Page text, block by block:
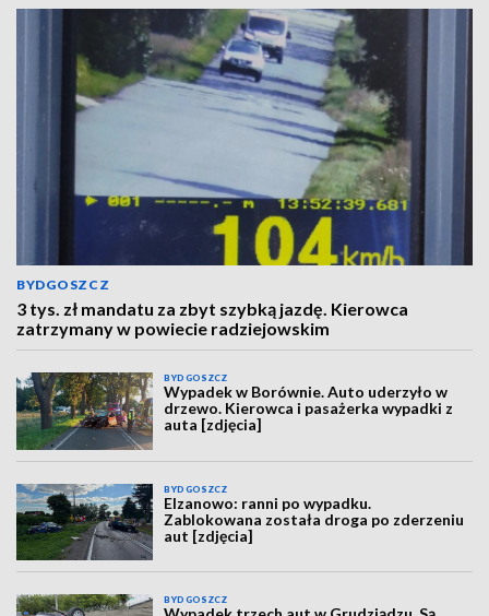
BYDGOSZCZ
3 tys. zł mandatu za zbyt szybką jazdę. Kierowca
zatrzymany w powiecie radziejowskim
BYDGOSZCZ
Wypadek w Borównie. Auto uderzyło w
drzewo. Kierowca i pasażerka wypadki z
auta [zdjęcia]
BYDGOSZCZ
Elzanowo: ranni po wypadku.
Zablokowana została droga po zderzeniu
aut [zdjęcia]
BYDGOSZCZ